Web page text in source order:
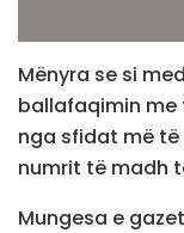
Mënyra se si
ballafaqimin me
nga sfidat më
numrit të madh
Mungesa e